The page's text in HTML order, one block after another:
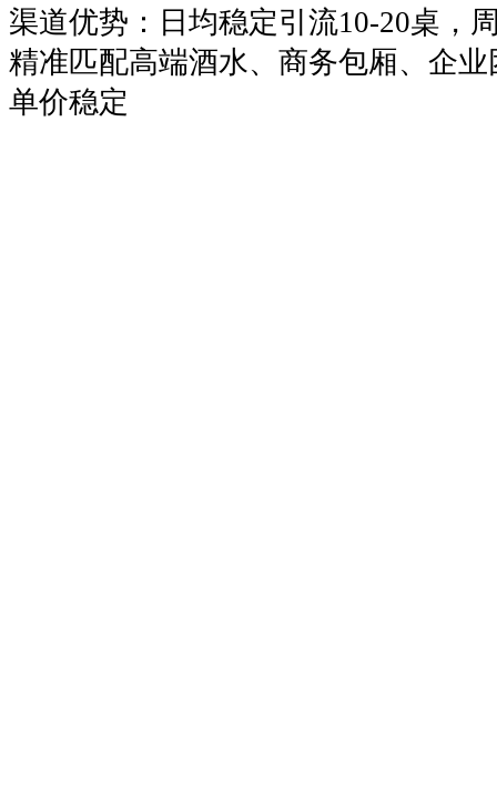
渠道优势：日均稳定引流10-20桌，
精准匹配高端酒水、商务包厢、企
单价稳定